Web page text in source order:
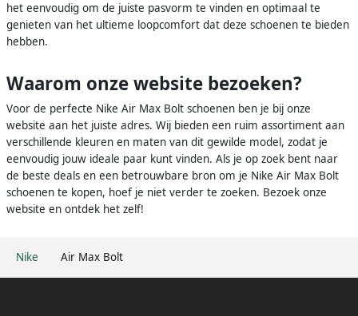
Nike Air Max Bolt
het eenvoudig om de juiste pasvorm te vinden en optimaal te
genieten van het ultieme loopcomfort dat deze schoenen te bieden
hebben.
Waarom onze website bezoeken?
Voor de perfecte Nike Air Max Bolt schoenen ben je bij onze
website aan het juiste adres. Wij bieden een ruim assortiment aan
verschillende kleuren en maten van dit gewilde model, zodat je
eenvoudig jouw ideale paar kunt vinden. Als je op zoek bent naar
de beste deals en een betrouwbare bron om je Nike Air Max Bolt
schoenen te kopen, hoef je niet verder te zoeken. Bezoek onze
website en ontdek het zelf!